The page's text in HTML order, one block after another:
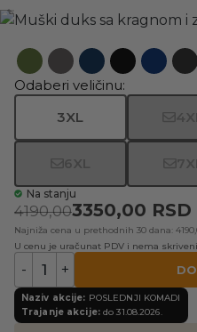
Odaberi veličinu:
3XL
4XL
6XL 7XL
Na stanju
4190,003350,00 RSD
Najniža cena u prethodnih 30 dana:
U cenu je uračunat PDV i nema
- +
Naziv akcije: POSLEDNJI KOMADI
Trajanje akcije:do 31.08.2026.